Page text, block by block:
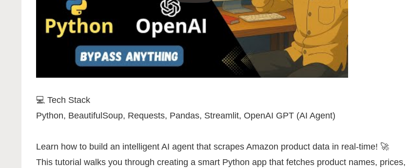
💻 Tech Stack
Python, BeautifulSoup, Requests, Pandas, Streamlit, OpenAI GPT (AI Agent)
Learn how to build an intelligent AI agent that scrapes Amazon product data in real-time! 🚀
This tutorial walks you through creating a smart Python app that fetches product names, prices,